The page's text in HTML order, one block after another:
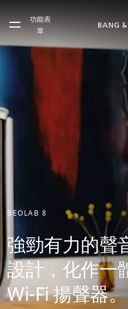
Skip to main footer
功能表
單
BEOLAB 8
強勁有力的聲
設計，化作一
Wi-Fi 揚聲器。